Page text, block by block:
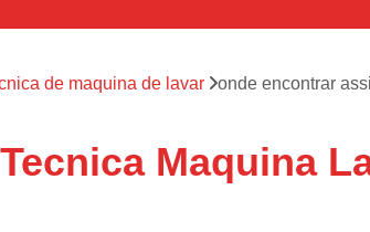
Assistencia Tecnica Ar
Assistencia Tecnica Ar
de maquina de lavar onde encontrar
Maquina